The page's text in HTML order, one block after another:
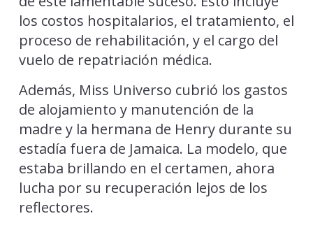
los costos hospitalarios, el tratamiento, el
proceso de rehabilitación, y el cargo del
vuelo de repatriación médica.
Además, Miss Universo cubrió los gastos
de alojamiento y manutención de la
madre y la hermana de Henry durante su
estadía fuera de Jamaica. La modelo, que
estaba brillando en el certamen, ahora
lucha por su recuperación lejos de los
reflectores.